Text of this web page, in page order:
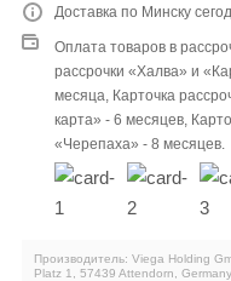
Доставка по Минску
Оплата товаров в
рассрочки «Халва» и
месяца, Карточка
карта» - 6 месяцев,
«Черепаха» - 8 месяцев.
Производитель: Viega Holding
Platz 1, 57439 Attendorn, Germany